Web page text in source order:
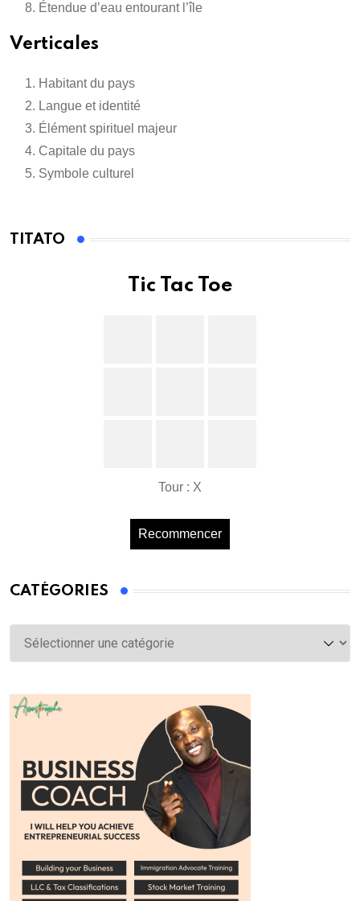
Étendue d’eau entourant l’île
Verticales
Habitant du pays
Langue et identité
Élément spirituel majeur
Capitale du pays
Symbole culturel
TITATO
Tic Tac Toe
Tour : X
Recommencer
CATÉGORIES
Catégories